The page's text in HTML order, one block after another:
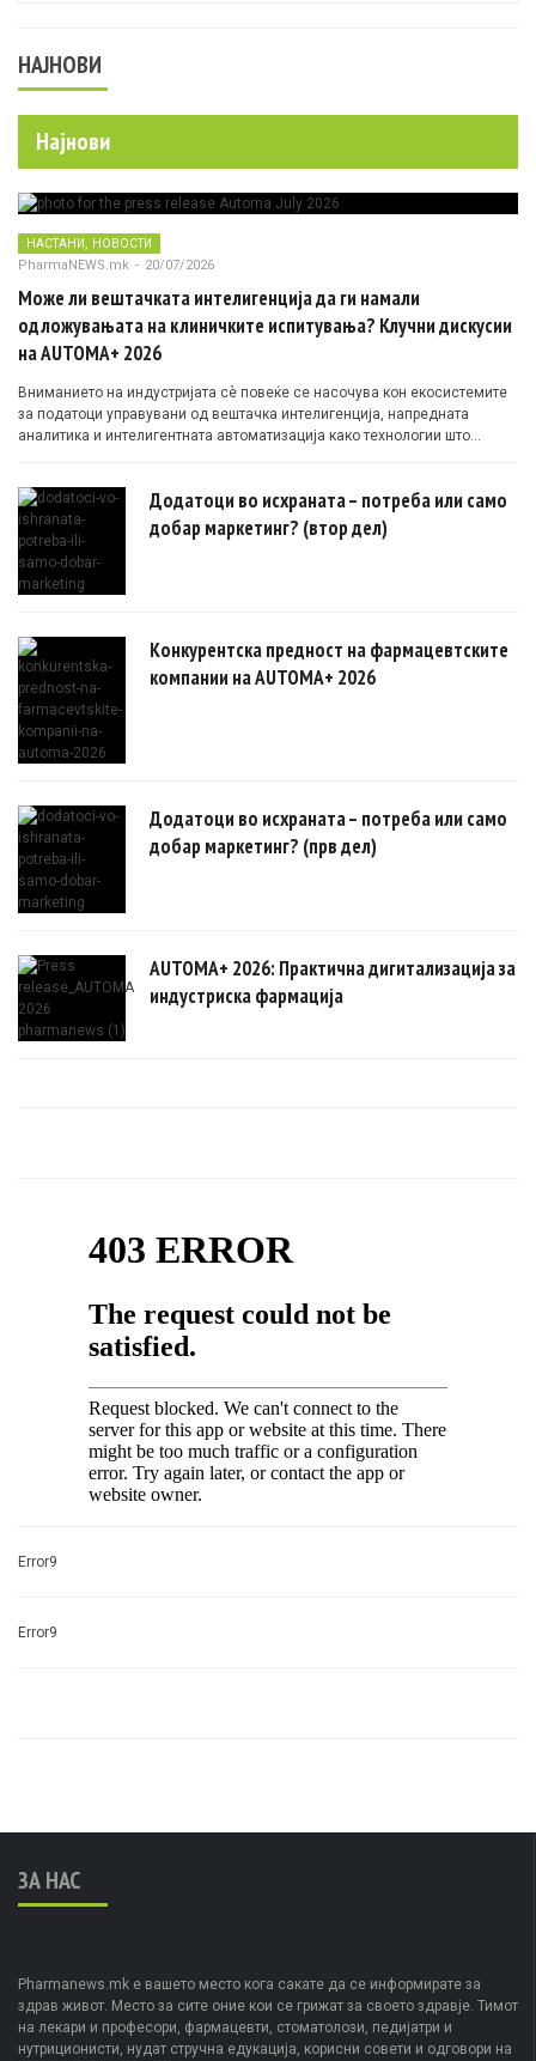
НАЈНОВИ
Најнови
НАСТАНИ, НОВОСТИ
PharmaNEWS.mk - 20/07/2026
Може ли вештачката интелигенција да ги намали
одложувањата на клиничките испитувања? Клучни дискусии
на AUTOMA+ 2026
Вниманието на индустријата сè повеќе се насочува кон екосистемите
за податоци управувани од вештачка интелигенција, напредната
аналитика и интелигентната автоматизација како технологии што
Додатоци во исхраната – потреба или само
добар маркетинг? (втор дел)
Конкурентска предност на фармацевтските
компании на AUTOMA+ 2026
Додатоци во исхраната – потреба или само
добар маркетинг? (прв дел)
AUTOMA+ 2026: Практична дигитализација за
индустриска фармација
Error9
Error9
ЗА НАС
Pharmanews.mk е вашето место кога сакате да се информирате за
здрав живот. Место за сите оние кои се грижат за своето здравје. Тимот
на лекари и професори, фармацевти, стоматолози, педијатри и
нутриционисти, нудат стручна едукација, корисни совети и одговори на